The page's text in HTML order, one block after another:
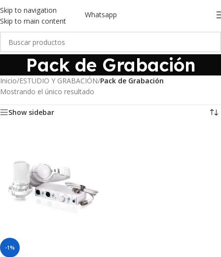
Skip to navigation
Skip to main content
Whatsapp
Pack de Grabación
Inicio/ESTUDIO Y GRABACIÓN/Pack de Grabación
Mostrando el único resultado
Show sidebar
-1%